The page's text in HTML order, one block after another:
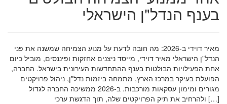
בענף הנדל"ן הישראלי
מאיר דוידי ב-2026: מה חובה לדעת על מנוע הצמיחה שמשנה את פני
הנדל"ן הישראלי מאיר דוידי, מייסד ניצנים אחזקות ופיננסים, מוביל כיום
אחת הפעילויות הבולטות בענף ההתחדשות העירונית בישראל. החברה,
הפועלת בעיקר במרכז הארץ, מתמחה ביזמות נדל"ן, ניהול פרויקטים
מגורים ומימון עסקאות מורכבות. ב-2026 ממשיכה החברה לגדול
ולהרחיב את תיק הפרויקטים שלה, תוך הדגשת ערכי […]